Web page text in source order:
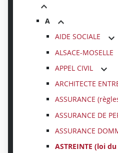
A
AIDE SOCIALE
ALSACE-MOSELLE
APPEL CIVIL
ARCHITECTE
ASSURANCE
ASSURANCE DE
ASSURANCE
ASTREINTE (loi